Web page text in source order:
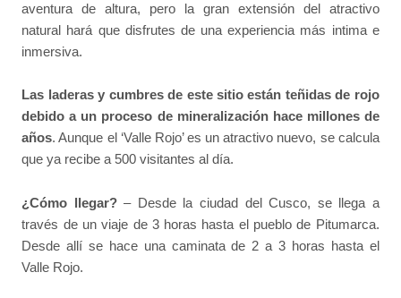
aventura de altura, pero la gran extensión del atractivo
natural hará que disfrutes de una experiencia más intima e
inmersiva.
Las laderas y cumbres de este sitio están teñidas de rojo
debido a un proceso de mineralización hace millones de
años. Aunque el ‘Valle Rojo’ es un atractivo nuevo, se calcula
que ya recibe a 500 visitantes al día.
¿Cómo llegar?– Desde la ciudad del Cusco, se llega a
través de un viaje de 3 horas hasta el pueblo de Pitumarca.
Desde allí se hace una caminata de 2 a 3 horas hasta el
Valle Rojo.